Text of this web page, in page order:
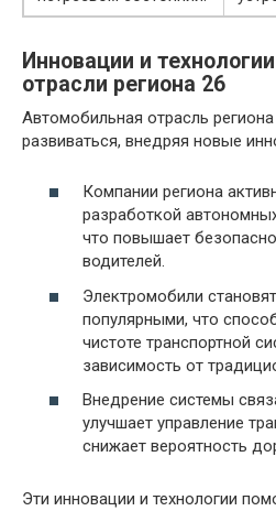
Инновации и
отрасли региона 26
Автомобильная отрасль
развиваться, внедряя новые
Компании региона
разработкой
что повышает
водителей.
Электромобили
популярными, что
чистоте транспортной
зависимость от
Внедрение системы
улучшает управление
снижает вероятность
Эти инновации и технологии